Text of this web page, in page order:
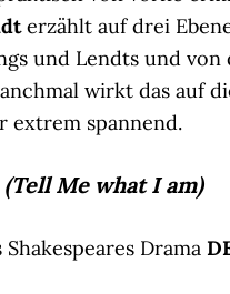
erzählt auf drei
und Lendts und
wirkt das auf
extrem spannend.
Me what I am)
Drama